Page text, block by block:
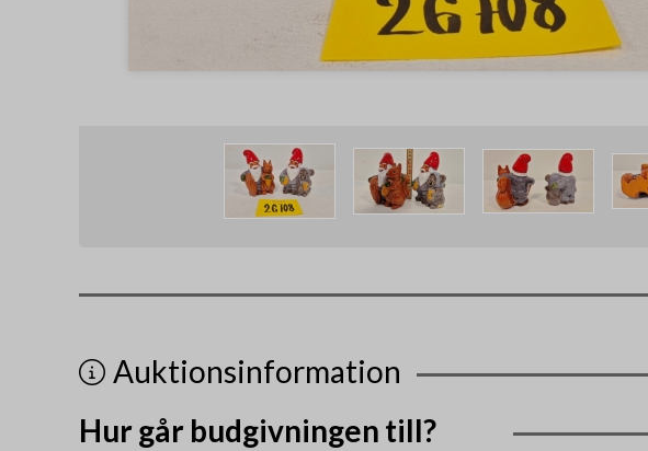
Auktionsinformation
Hur går budgivningen till?